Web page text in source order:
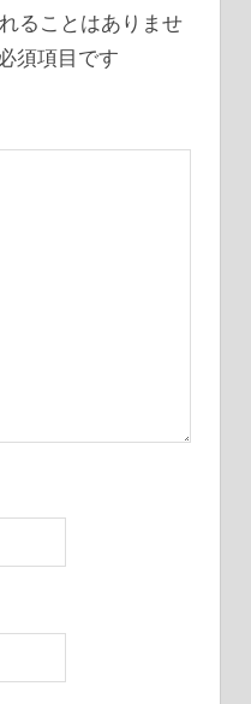
ることはありませ
須項目です